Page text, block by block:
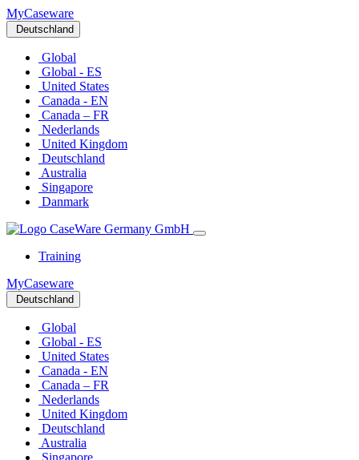
MyCaseware
Deutschland
Global
Global - ES
United States
Canada - EN
Canada – FR
Nederlands
United Kingdom
Deutschland
Australia
Singapore
Danmark
Training
MyCaseware
Deutschland
Global
Global - ES
United States
Canada - EN
Canada – FR
Nederlands
United Kingdom
Deutschland
Australia
Singapore